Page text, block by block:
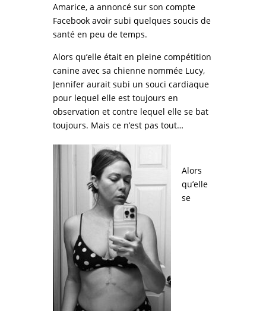
Amarice, a annoncé sur son compte
Facebook avoir subi quelques soucis de
santé en peu de temps.
Alors qu’elle était en pleine compétition
canine avec sa chienne nommée Lucy,
Jennifer aurait subi un souci cardiaque
pour lequel elle est toujours en
observation et contre lequel elle se bat
toujours. Mais ce n’est pas tout…
Alors
qu’elle
se